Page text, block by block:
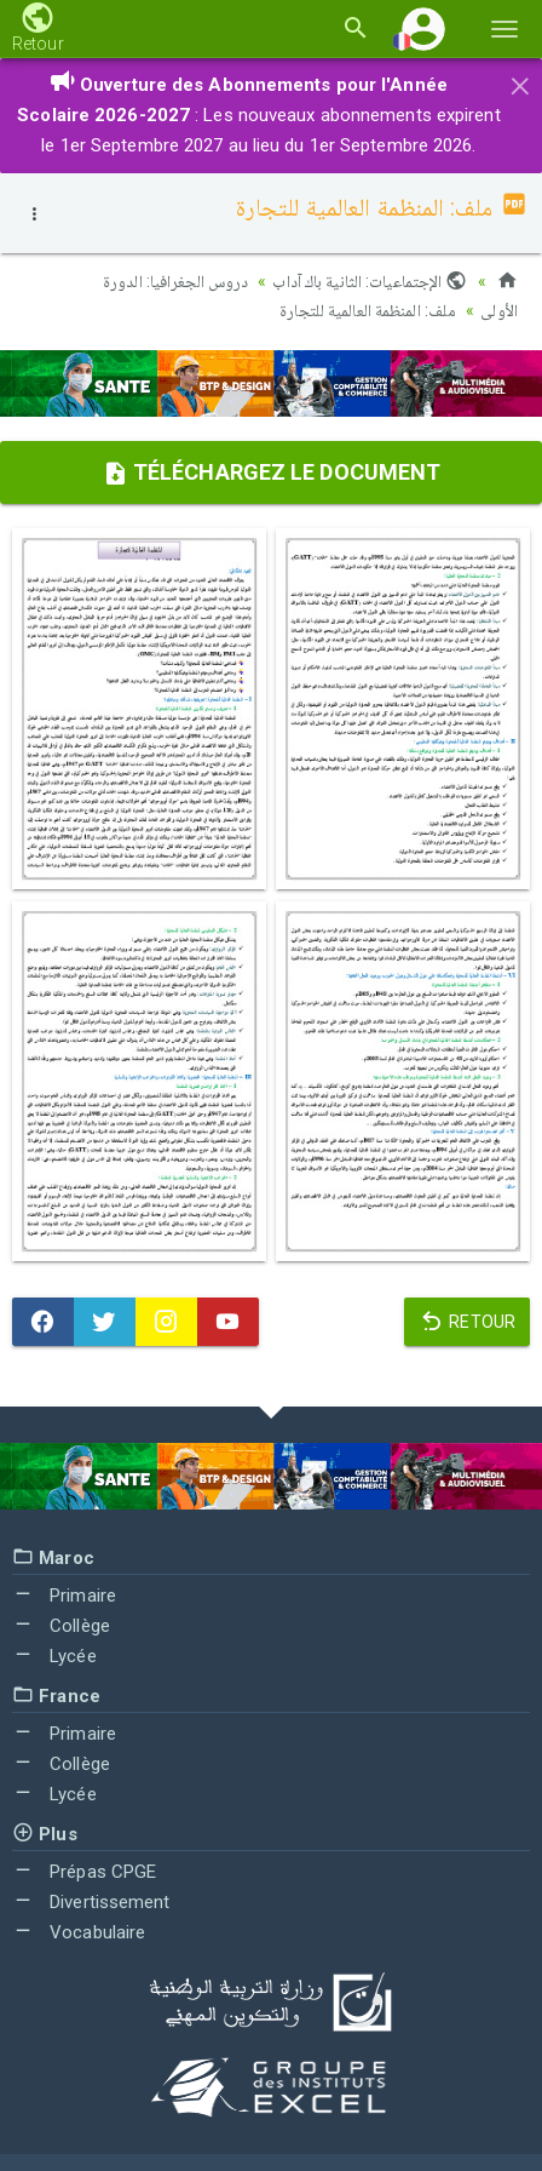
la
Retour
×
Ouverture des Abonnements pour l'Année
Scolaire 2026-2027 : Les nouveaux abonnements expirent
le 1er Septembre 2027 au lieu du 1er Septembre 2026.
ملف: المنظمة العالمية للتجارة
الإجتماعيات: الثانية باك آداب
دروس الجغرافيا: الدورة
الأولى
ملف: المنظمة العالمية للتجارة
TÉLÉCHARGEZ LE DOCUMENT
RETOUR
Maroc
Primaire
Collège
Lycée
France
Primaire
Collège
Lycée
Plus
Prépas CPGE
Divertissement
Vocabulaire